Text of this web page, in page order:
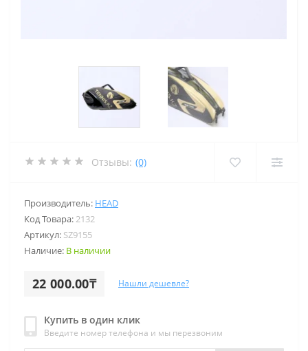
Отзывы: (0)
Производитель: HEAD
Код Товара:2132
Артикул: SZ9155
Наличие: В наличии
22 000.00₸ Нашли дешевле?
Купить в один клик
Введите номер телефона и мы перезвоним